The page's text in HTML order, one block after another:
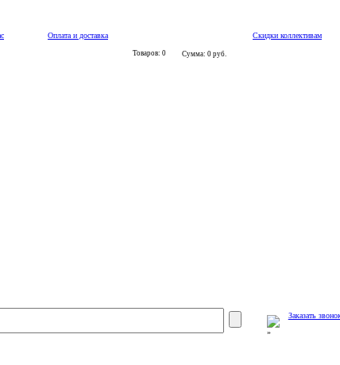
Оплата и доставка Скидки коллективам
Товаров: 0 Сумма: 0 руб.
Заказать